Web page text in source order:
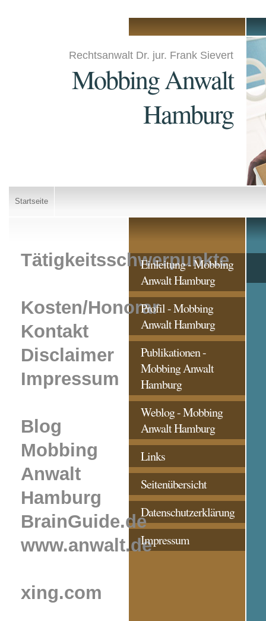
Rechtsanwalt Dr. jur. Frank Sievert
Mobbing Anwalt
Hamburg
Startseite
Tätigkeitsschwerpunkte
Kosten/Honorar
Kontakt
Disclaimer
Impressum
Blog
Mobbing
Anwalt
Hamburg
BrainGuide.de
www.anwalt.de
xing.com
Einleitung - Mobbing
Anwalt Hamburg
Profil - Mobbing
Anwalt Hamburg
Publikationen -
Mobbing Anwalt
Hamburg
Weblog - Mobbing
Anwalt Hamburg
Links
Seitenübersicht
Datenschutzerklärung
Impressum